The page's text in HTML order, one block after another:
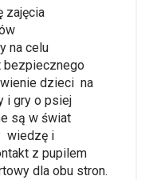
zajęcia
na celu
bezpiecznego
dzieci na
i gry o psiej
są w świat
wiedzę i
z pupilem
dla obu stron.